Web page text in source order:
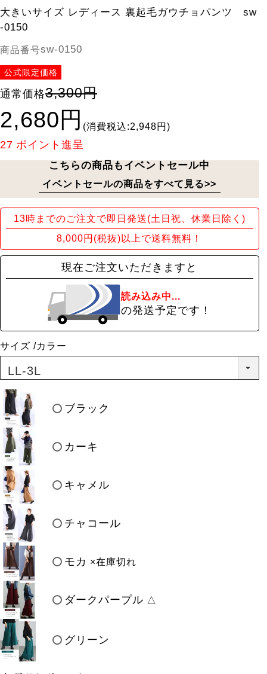
大きいサイズ レディース 裏起毛ガウチョパンツ sw
-0150
商品番号sw-0150
公式限定価格
通常価格3,300円
2,680円 (消費税込:2,948円)
27 ポイント進呈
こちらの商品もイベントセール中
イベントセールの商品をすべて見る>>
13時までのご注文で即日発送(土日祝、休業日除く)
8,000円(税抜)以上で送料無料！
現在ご注文いただきますと
読み込み中...
の発送予定です！
サイズ カラー
ブラック
カーキ
キャメル
チャコール
モカ ×在庫切れ
ダークパープル △
グリーン